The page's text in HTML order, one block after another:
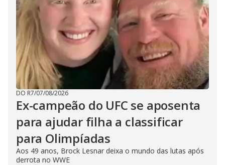
DO R7/07/08/2026
Ex-campeão do UFC se aposenta
para ajudar filha a classificar
para Olimpíadas
Aos 49 anos, Brock Lesnar deixa o mundo das lutas após
derrota no WWE